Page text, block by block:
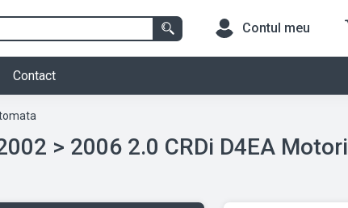
Contul meu
Contact
> 2006 2.0 CRDi D4EA